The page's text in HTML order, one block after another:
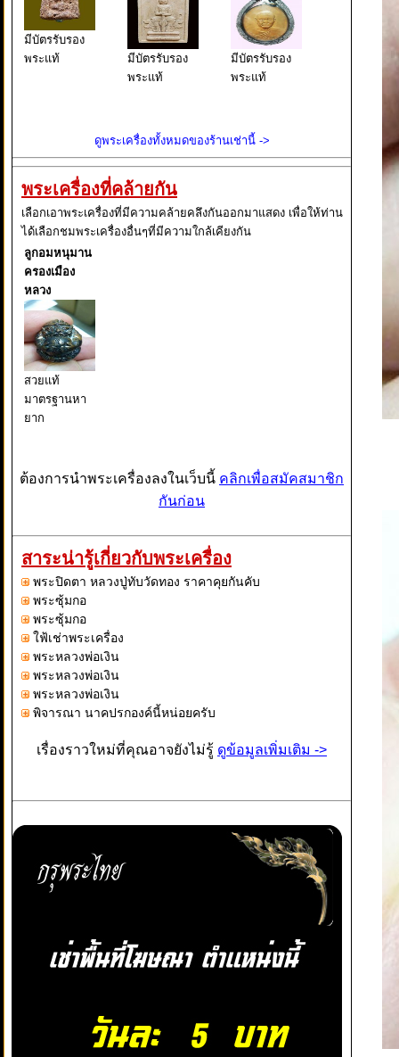
มีบัตรรับรอง
พระแท้
มีบัตรรับรอง
พระแท้
มีบัตรรับรอง
พระแท้
ดูพระเครื่องทั้งหมดของร้านเช่านี้ ->
พระเครื่องที่คล้ายกัน
เลือกเอาพระเครื่องที่มีความคล้ายคลึงกันออกมาแสดง เพื่อให้ท่าน
ได้เลือกชมพระเครื่องอื่นๆที่มีความใกล้เคียงกัน
ลูกอมหนุมาน
ครองเมือง
หลวง
สวยแท้
มาตรฐานหา
ยาก
ต้องการนำพระเครื่องลงในเว็บนี้ คลิกเพื่อสมัคสมาชิก
กันก่อน
สาระน่ารู้เกี่ยวกับพระเครื่อง
พระปิดตา หลวงปู่ทับวัดทอง ราคาคุยกันคับ
พระซุ้มกอ
พระซุ้มกอ
ใฟ้เช่าพระเครื่อง
พระหลวงพ่อเงิน
พระหลวงพ่อเงิน
พระหลวงพ่อเงิน
พิจารณา นาคปรกองค์นี้หน่อยครับ
เรื่องราวใหม่ที่คุณอาจยังไม่รู้ ดูข้อมูลเพิ่มเติม ->